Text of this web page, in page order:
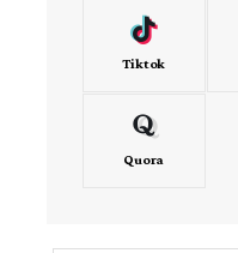
Tiktok
Quora